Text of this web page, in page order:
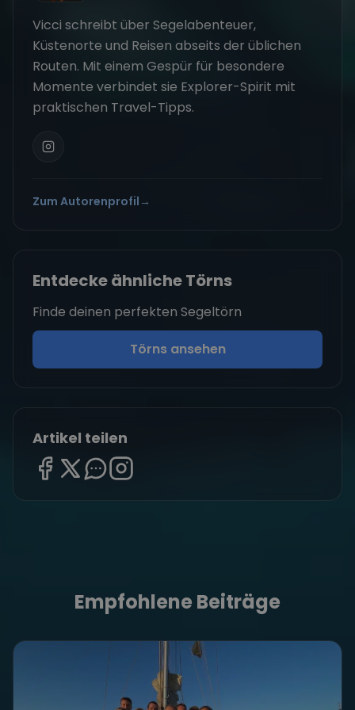
Vicci schreibt über Segelabenteuer,
Küstenorte und Reisen abseits der üblichen
Routen. Mit einem Gespür für besondere
Momente verbindet sie Explorer-Spirit mit
praktischen Travel-Tipps.
Zum Autorenprofil →
Entdecke ähnliche Törns
Finde deinen perfekten Segeltörn
Törns ansehen
Artikel teilen
Empfohlene Beiträge